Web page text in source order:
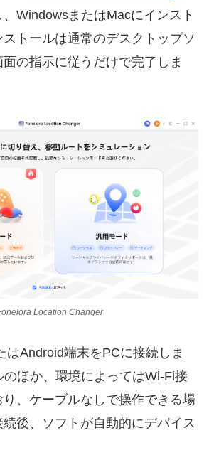
WindowsまたはMacにインスト
トールは通常のデスクトップソ
の指示に従うだけで完了しま
Location Changer
はAndroid端末をPCに接続しま
ほか、環境によってはWi-Fi接
、ケーブルなしで操作できる場
後、ソフトが自動的にデバイス